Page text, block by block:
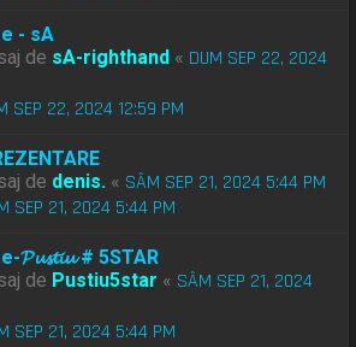
- sA
de sA-righthand « DUM SEP 22, 2024
SEP 22, 2024 12:59 PM
de denis. « SÂM SEP 21, 2024 5:44 PM
SEP 21, 2024 5:44 PM
𝓟𝓾𝓼𝓽𝓲𝓾 # 5STAR
de Pustiu5star « SÂM SEP 21, 2024
SEP 21, 2024 5:44 PM